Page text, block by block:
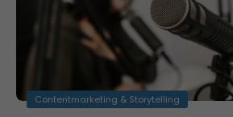
Contentmarketing & Storytelling